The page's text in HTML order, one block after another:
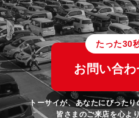
たった30
お問い合
トーサイが、あなたにぴった
皆さまのご来店を心よ